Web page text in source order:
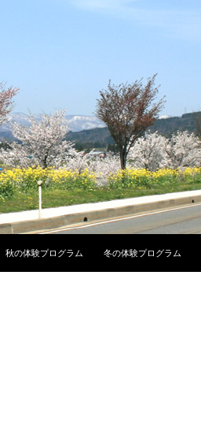
秋の体験プログラム 冬の体験プログラム